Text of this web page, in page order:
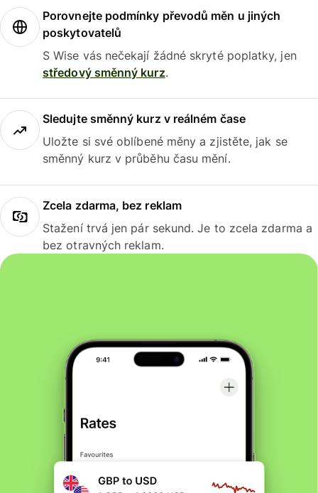
Porovnejte podmínky převodů měn u jiných
poskytovatelů
S Wise vás nečekají žádné skryté poplatky, jen
středový směnný kurz.
Sledujte směnný kurz v reálném čase
Uložte si své oblíbené měny a zjistěte, jak se
směnný kurz v průběhu času mění.
Zcela zdarma, bez reklam
Stažení trvá jen pár sekund. Je to zcela zdarma a
bez otravných reklam.